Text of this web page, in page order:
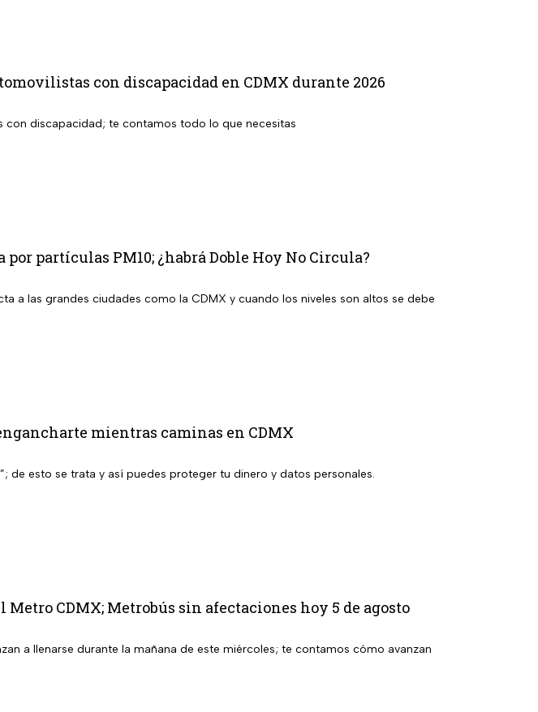
con discapacidad en CDMX durante 2026
con discapacidad; te contamos todo lo que necesitas
partículas PM10; ¿habrá Doble Hoy No Circula?
a las grandes ciudades como la CDMX y cuando los niveles son altos se debe
mientras caminas en CDMX
de esto se trata y así puedes proteger tu dinero y datos personales.
Metro CDMX; Metrobús sin afectaciones hoy 5 de agosto
a llenarse durante la mañana de este miércoles; te contamos cómo avanzan